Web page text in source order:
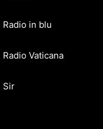
Radio in blu
Radio Vaticana
Sir